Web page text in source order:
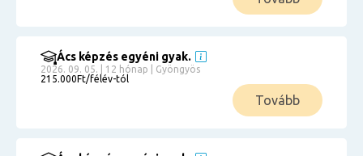
Ács képzés egyéni gyak.
2026. 09. 05. | 12 hónap | Gyöngyös
215.000Ft/félév-tól
Tovább